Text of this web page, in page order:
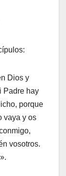
Dios y
Padre hay
porque
vaya y os
vosotros.